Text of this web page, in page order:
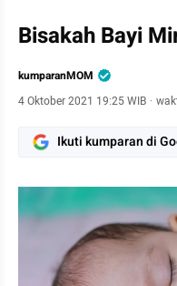
Bisakah Bayi
kumparanMOM
4 Oktober 2021 19:25 WIB ·
Ikuti kumparan di